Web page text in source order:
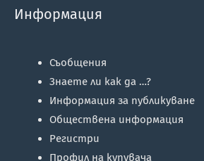
Информация
Съобщения
Знаете ли как да …?
Информация за публикуване
Обществена информация
Регистри
Профил на купувача